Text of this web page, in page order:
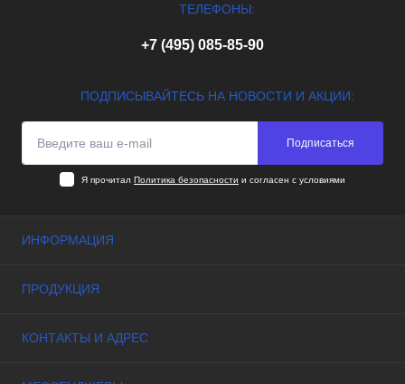
ТЕЛЕФОНЫ:
+7 (495) 085-85-90
ПОДПИСЫВАЙТЕСЬ НА НОВОСТИ И АКЦИИ:
Подписаться
Я прочитал Политика безопасности и согласен с условиями
ИНФОРМАЦИЯ
Карта сайта
ПРОДУКЦИЯ
Осевые вентиляторы
КОНТАКТЫ И АДРЕС